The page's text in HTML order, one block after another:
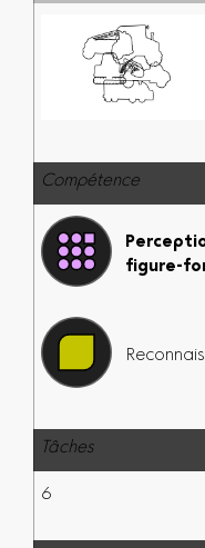
Compétence
figure-
Tâches
6